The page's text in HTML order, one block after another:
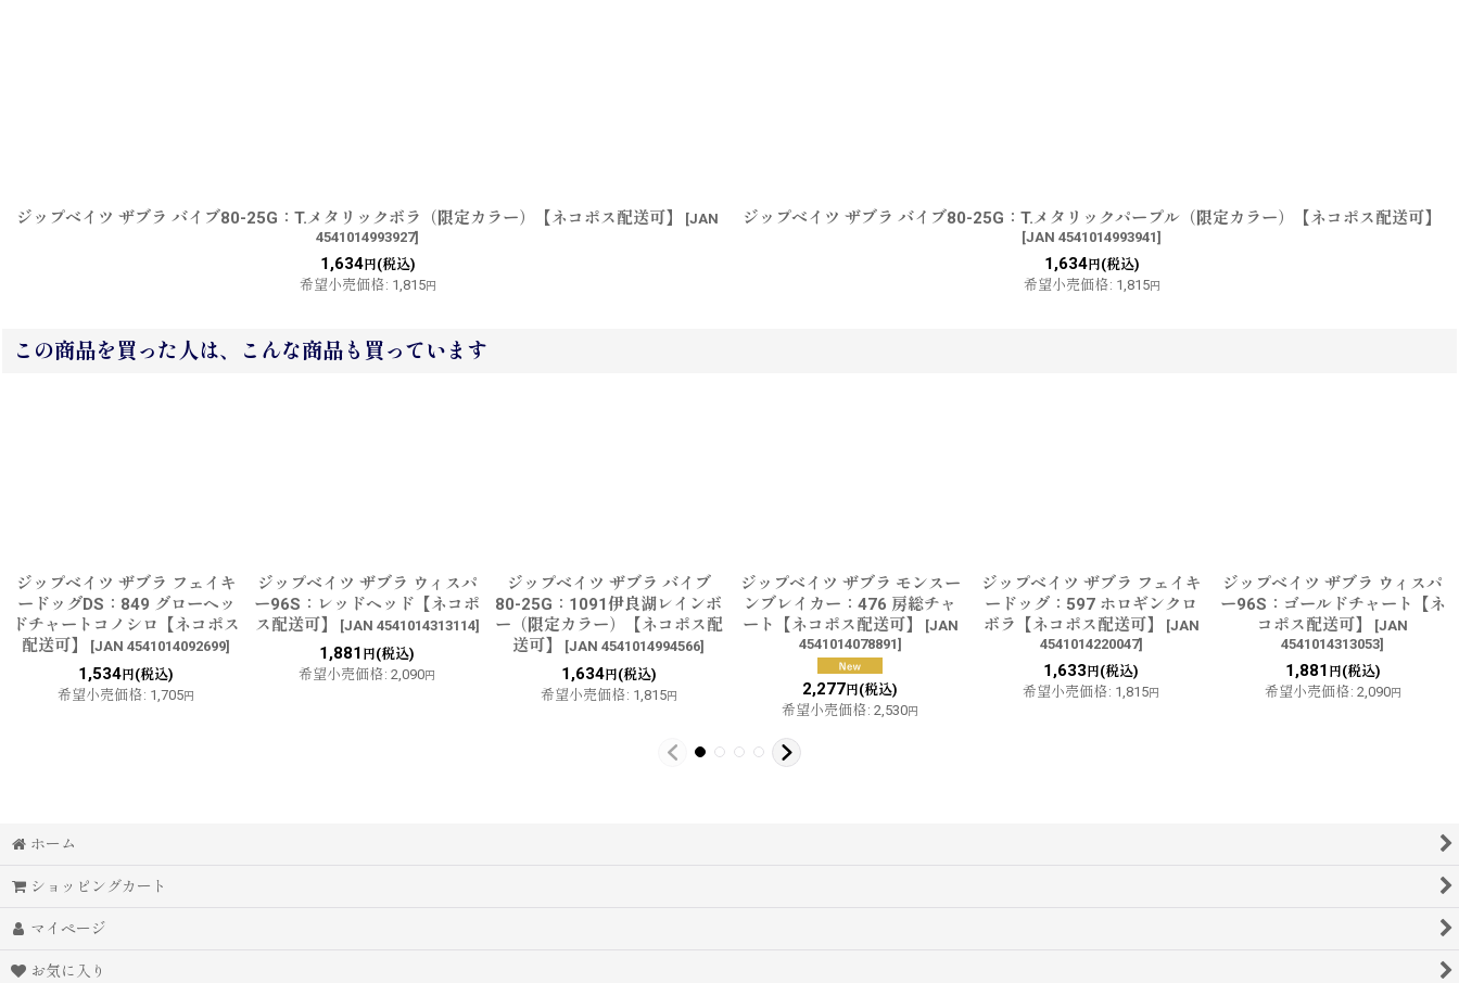
ジップベイツ ザブラ バイブ80-25G：T.メタリックボラ（限定カラー）【ネコポス配送可】 [JAN
4541014993927]
1,634円(税込)
希望小売価格: 1,815円
ジップベイツ ザブラ バイブ80-25G：T.メタリックパープル（限定カラー）【ネコポス配送可】
[JAN 4541014993941]
1,634円(税込)
希望小売価格: 1,815円
この商品を買った人は、こんな商品も買っています
ジップベイツ ザブラ フェイキ
ードッグDS：849 グローヘッ
ドチャートコノシロ【ネコポス
配送可】
[JAN 4541014092699]
1,534 円(税込)
希望小売価格: 1,705円
ジップベイツ ザブラ ウィスパ
ー96S：レッドヘッド【ネコポ
ス配送可】
[JAN 4541014313114]
1,881 円(税込)
希望小売価格: 2,090円
ジップベイツ ザブラ バイブ
80-25G：1091伊良湖レインボ
ー（限定カラー）【ネコポス配
送可】
[JAN 4541014994566]
1,634円(税込)
希望小売価格: 1,815円
ジップベイツ ザブラ モンスー
ンブレイカー：476 房総チャ
ート【ネコポス配送可】
[JAN
4541014078891]
2,277 円(税込)
希望小売価格: 2,530円
ジップベイツ ザブラ フェイキ
ードッグ：597 ホロギンクロ
ボラ【ネコポス配送可】
[JAN
4541014220047]
1,633 円(税込)
希望小売価格: 1,815円
ジップベイツ ザブラ ウィスパ
ー96S：ゴールドチャート【ネ
コポス配送可】
[JAN
4541014313053]
1,881 円(税込)
希望小売価格: 2,090円
ホーム
ショッピングカート
マイページ
お気に入り